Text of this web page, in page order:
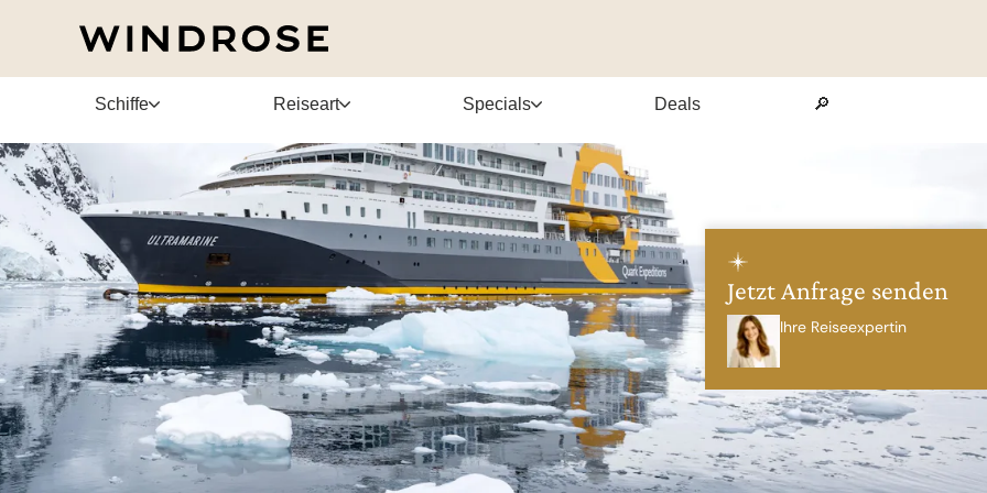
Jetzt Anfrage senden
Ihre Reiseexpertin
Schiffe Reiseart Specials Deals 🔎